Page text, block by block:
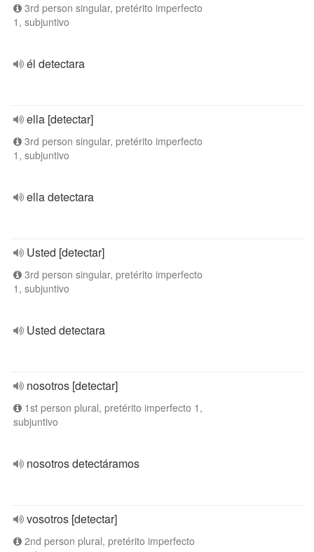
3rd person singular, pretérito imperfecto
1, subjuntivo
él detectara
ella [detectar]
3rd person singular, pretérito imperfecto
1, subjuntivo
ella detectara
Usted [detectar]
3rd person singular, pretérito imperfecto
1, subjuntivo
Usted detectara
nosotros [detectar]
1st person plural, pretérito imperfecto 1,
subjuntivo
nosotros detectáramos
vosotros [detectar]
2nd person plural, pretérito imperfecto